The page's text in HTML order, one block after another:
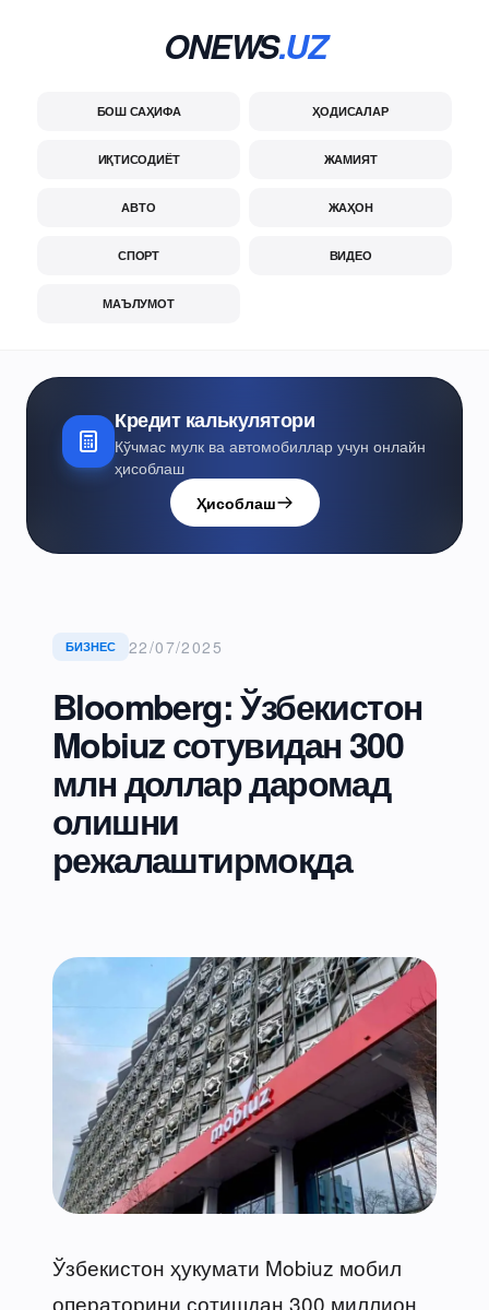
ONEWS.UZ
БОШ САҲИФА ҲОДИСАЛАР
ИҚТИСОДИЁТ ЖАМИЯТ
АВТО ЖАҲОН
СПОРТ ВИДЕО
МАЪЛУМОТ
Кредит калькулятори
Кўчмас мулк ва автомобиллар учун онлайн
ҳисоблаш
Ҳисоблаш
БИЗНЕС 22/07/2025
Bloomberg: Ўзбекистон
Mobiuz сотувидан 300
млн доллар даромад
олишни
режалаштирмоқда
Ўзбекистон ҳукумати Mobiuz мобил
операторини сотишдан 300 миллион